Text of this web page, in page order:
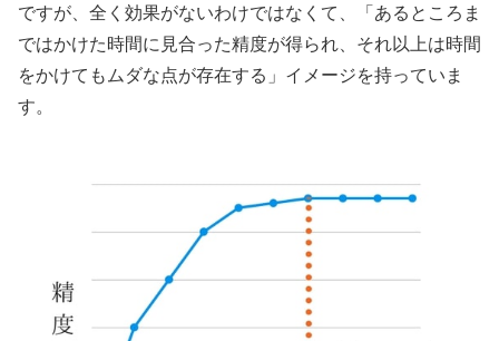
ですが、全く効果がないわけではなくて、「あるところま
ではかけた時間に見合った精度が得られ、それ以上は時間
をかけてもムダな点が存在する」イメージを持っていま
す。